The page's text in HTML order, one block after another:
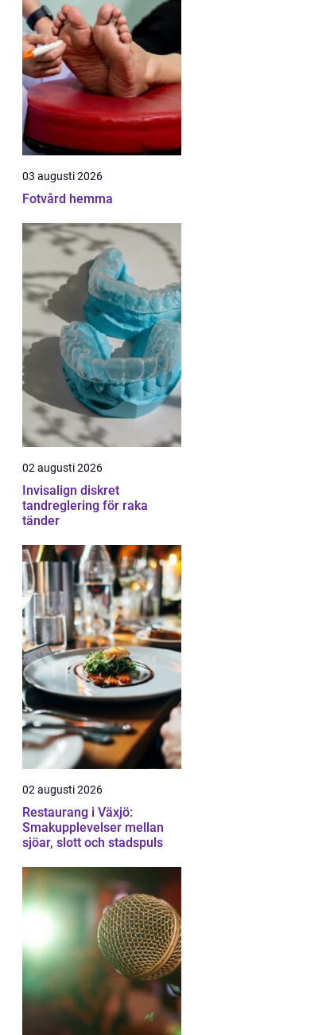
03 augusti 2026
Fotvård hemma
02 augusti 2026
Invisalign diskret
tandreglering för raka
tänder
02 augusti 2026
Restaurang i Växjö:
Smakupplevelser mellan
sjöar, slott och stadspuls